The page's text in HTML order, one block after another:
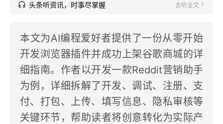
头条听资讯，时事尽掌握 去听全文
本文为AI编程爱好者提供了一份从零开始
开发浏览器插件并成功上架谷歌商城的详
细指南。作者以开发一款Reddit营销助手
为例，详细拆解了开发、调试、注册、支
付、打包、上传、填写信息、隐私审核等
关键环节，帮助读者将创意转化为实际产